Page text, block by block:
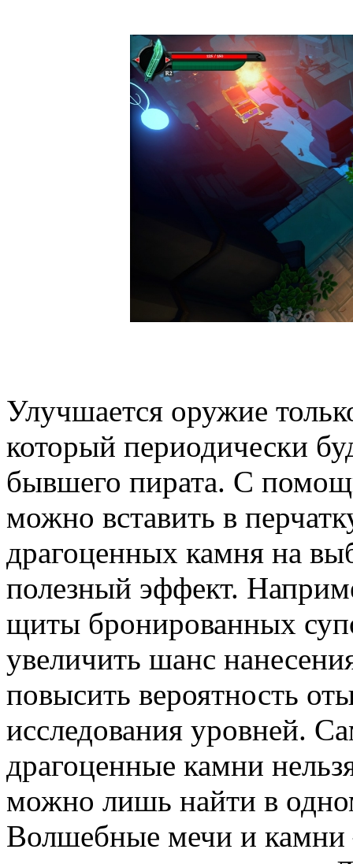
Улучшается оружие
который периодически
бывшего пирата. С
можно вставить в
драгоценных камня на
полезный эффект.
щиты бронированных
увеличить шанс
повысить вероятность
исследования уровней.
драгоценные камни
можно лишь найти в
Волшебные мечи и камни